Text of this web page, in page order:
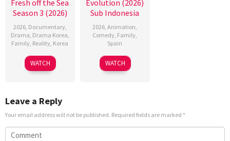
Fresh off the Sea
Season 3 (2026)
2026, Documentary,
Drama, Drama Korea,
Family, Reality, Korea
18
Jul
WATCH
Evolution (2026)
Sub Indonesia
2026,Animation,
Comedy, Family,
Spain
6
Feb
Julio
Soto
WATCH
Leave a Reply
Your email address will not be published. Required fields are marked *